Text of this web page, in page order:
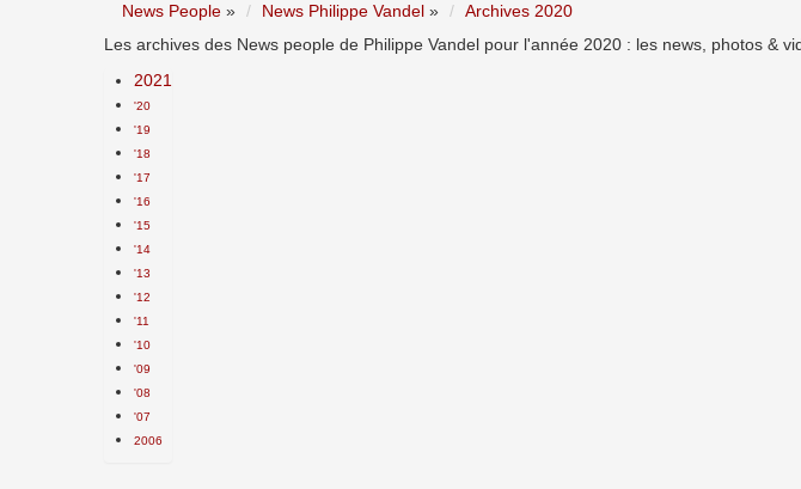
News People » News Philippe Vandel »
Archives 2020
Les archives des News people de Philippe Vandel pour l'année 2020 : les news, photos &
2021
'20
'19
'18
'17
'16
'15
'14
'13
'12
'11
'10
'09
'08
'07
2006